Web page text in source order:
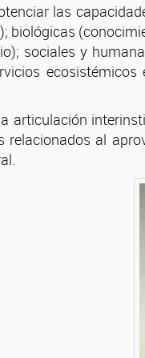
las
biológicas
sociales y
articulación
relacionados al